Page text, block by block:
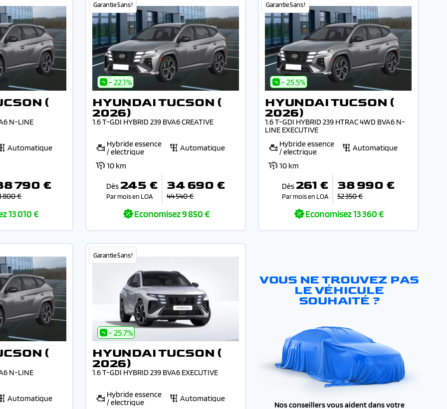
(
N-LINE
Automatique
790 €
800 €
13 010 €
Garantie 5 ans !
- 22.1%
HYUNDAI TUCSON (
2026)
1.6 T-GDI HYBRID 239 BVA6 CREATIVE
Hybride essence
/ electrique
Automatique
10 km
Dès 245 €
Par mois en LOA
34 690 €
44 540 €
Economisez9 850 €
Garantie 5 ans !
- 25.5%
HYUNDAI TUCSON (
2026)
1.6 T-GDI HYBRID 239 HTRAC 4WD BVA6 N-
LINE EXECUTIVE
Hybride essence
/ electrique
Automatique
10 km
Dès 261 €
Par mois en LOA
38 990 €
52 350 €
Economisez13 360 €
(
N-LINE
Automatique
Garantie 5 ans !
- 25.7%
HYUNDAI TUCSON (
2026)
1.6 T-GDI HYBRID 239 BVA6 EXECUTIVE
Hybride essence
/ electrique
Automatique
VOUS NE TROUVEZ PAS
LE VÉHICULE
SOUHAITÉ ?
Nos conseillers vous aident dans votre